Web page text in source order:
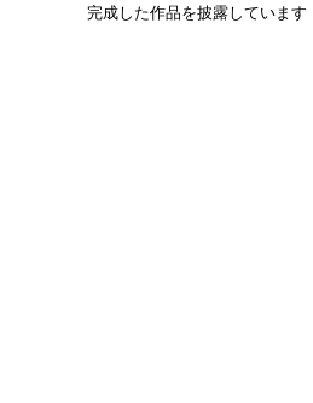
完成した作品を披露しています